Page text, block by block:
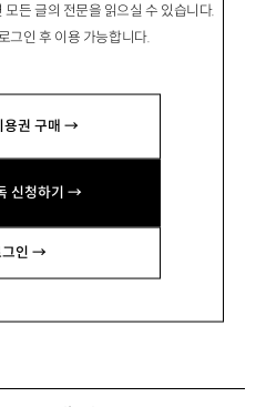
모든 글의 전문을 읽으실 수 있습니다.
그인 후 이용 가능합니다.
용권 구매 →
신청하기 →
그인 →